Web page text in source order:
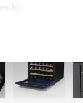
dalla
l’utente